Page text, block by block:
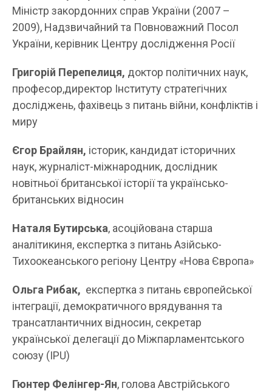
Міністр закордонних справ України (2007 –
2009), Надзвичайний та Повноважний Посол
України, керівник Центру дослідження Росії
Григорій Перепелиця, доктор політичних наук,
професор,директор Інституту стратегічних
досліджень, фахівець з питань війни, конфліктів і
миру
Єгор Брайлян, історик, кандидат історичних
наук, журналіст-міжнародник, дослідник
новітньої британської історії та українсько-
британських відносин
Наталя Бутирська, асоційована старша
аналітикиня, експертка з питань Азійсько-
Тихоокеанського регіону Центру «Нова Європа»
Ольга Рибак, експертка з питань європейської
інтеграції, демократичного врядування та
трансатлантичних відносин, секретар
української делегації до Міжпарламентського
союзу (IPU)
Гюнтер Фелінгер-Ян, голова Австрійського